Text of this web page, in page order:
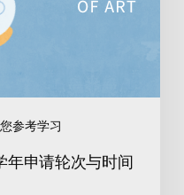
参考学习
申请轮次与时间